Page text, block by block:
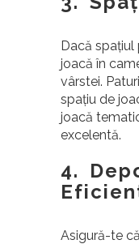
Dacă spațiul
joacă în
vârstei.
spațiu de
joacă
excelentă.
4.
Asigură-te